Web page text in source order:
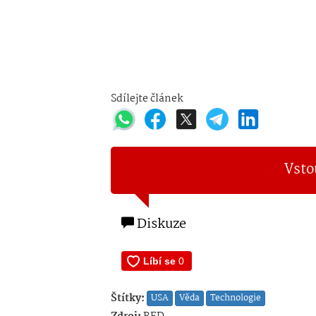
Sdílejte článek
Diskuze
Štítky: USA Věda Technologie